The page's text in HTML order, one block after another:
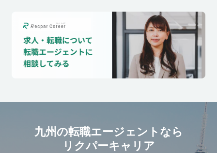
九州の転職エージェントなら
リクパーキャリア